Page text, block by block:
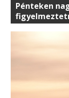
Pénteken